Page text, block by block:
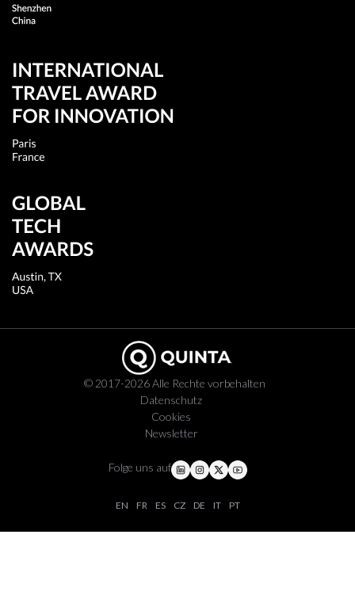
© 2017-2026 Alle Rechte vorbehalten
Datenschutz
Cookies
Newsletter
Folge uns auf
EN FR ES CZ DE IT PT